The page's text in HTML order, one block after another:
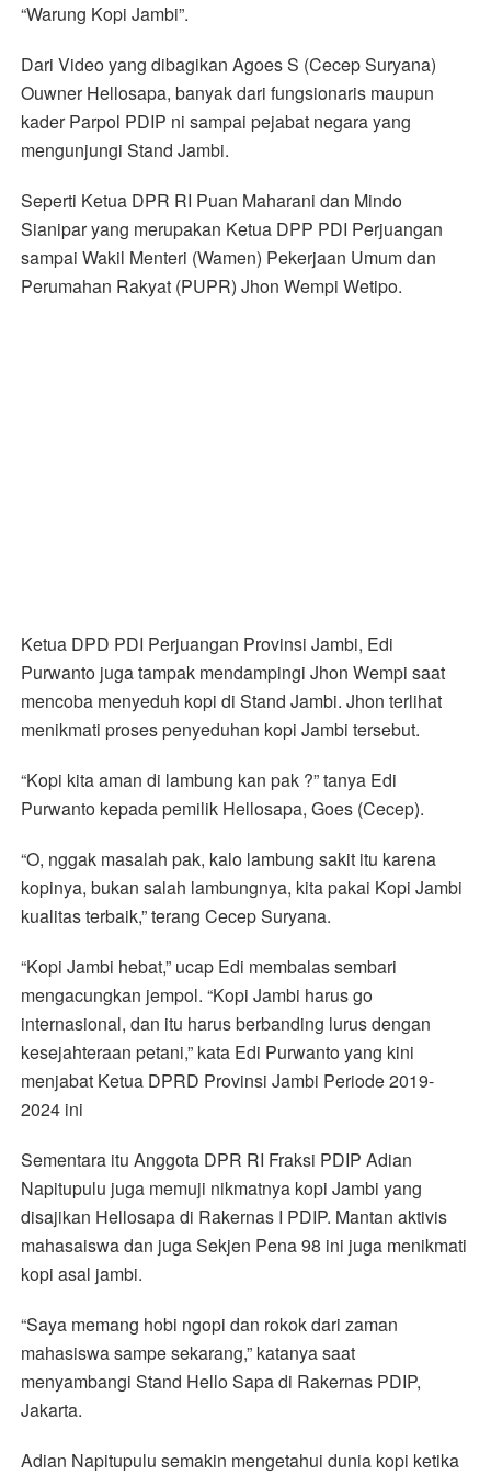
“Warung Kopi Jambi”.
Dari Video yang dibagikan Agoes S (Cecep Suryana)
Ouwner Hellosapa, banyak dari fungsionaris maupun
kader Parpol PDIP ni sampai pejabat negara yang
mengunjungi Stand Jambi.
Seperti Ketua DPR RI Puan Maharani dan Mindo
Sianipar yang merupakan Ketua DPP PDI Perjuangan
sampai Wakil Menteri (Wamen) Pekerjaan Umum dan
Perumahan Rakyat (PUPR) Jhon Wempi Wetipo.
Ketua DPD PDI Perjuangan Provinsi Jambi, Edi
Purwanto juga tampak mendampingi Jhon Wempi saat
mencoba menyeduh kopi di Stand Jambi. Jhon terlihat
menikmati proses penyeduhan kopi Jambi tersebut.
“Kopi kita aman di lambung kan pak ?” tanya Edi
Purwanto kepada pemilik Hellosapa, Goes (Cecep).
“O, nggak masalah pak, kalo lambung sakit itu karena
kopinya, bukan salah lambungnya, kita pakai Kopi Jambi
kualitas terbaik,” terang Cecep Suryana.
“Kopi Jambi hebat,” ucap Edi membalas sembari
mengacungkan jempol. “Kopi Jambi harus go
internasional, dan itu harus berbanding lurus dengan
kesejahteraan petani,” kata Edi Purwanto yang kini
menjabat Ketua DPRD Provinsi Jambi Periode 2019-
2024 ini
Sementara itu Anggota DPR RI Fraksi PDIP Adian
Napitupulu juga memuji nikmatnya kopi Jambi yang
disajikan Hellosapa di Rakernas I PDIP. Mantan aktivis
mahasaiswa dan juga Sekjen Pena 98 ini juga menikmati
kopi asal jambi.
“Saya memang hobi ngopi dan rokok dari zaman
mahasiswa sampe sekarang,” katanya saat
menyambangi Stand Hello Sapa di Rakernas PDIP,
Jakarta.
Adian Napitupulu semakin mengetahui dunia kopi ketika